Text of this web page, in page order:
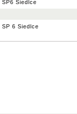
Siedlce
6 Siedlce